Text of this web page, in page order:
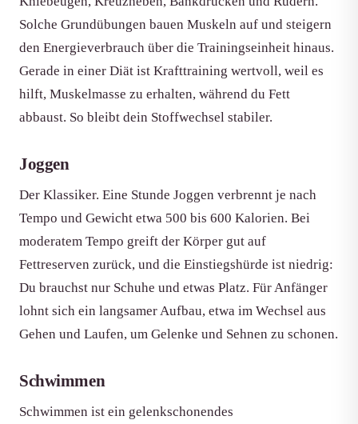
Solche Grundübungen bauen Muskeln auf und steigern
den Energieverbrauch über die Trainingseinheit hinaus.
Gerade in einer Diät ist Krafttraining wertvoll, weil es
hilft, Muskelmasse zu erhalten, während du Fett
abbaust. So bleibt dein Stoffwechsel stabiler.
Joggen
Der Klassiker. Eine Stunde Joggen verbrennt je nach
Tempo und Gewicht etwa 500 bis 600 Kalorien. Bei
moderatem Tempo greift der Körper gut auf
Fettreserven zurück, und die Einstiegshürde ist niedrig:
Du brauchst nur Schuhe und etwas Platz. Für Anfänger
lohnt sich ein langsamer Aufbau, etwa im Wechsel aus
Gehen und Laufen, um Gelenke und Sehnen zu schonen.
Schwimmen
Schwimmen ist ein gelenkschonendes